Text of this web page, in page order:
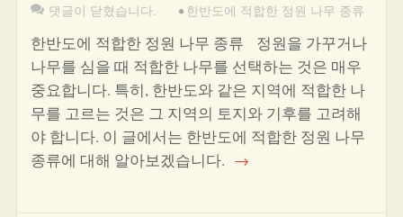
댓글이 닫혔습니다.
• 한반도에 적합한 정원 나무 종류
한반도에 적합한 정원 나무 종류 정원을 가꾸거나
나무를 심을 때 적합한 나무를 선택하는 것은 매우
중요합니다. 특히, 한반도와 같은 지역에 적합한 나
무를 고르는 것은 그 지역의 토지와 기후를 고려해
야 합니다. 이 글에서는 한반도에 적합한 정원 나무
종류에 대해 알아보겠습니다. →